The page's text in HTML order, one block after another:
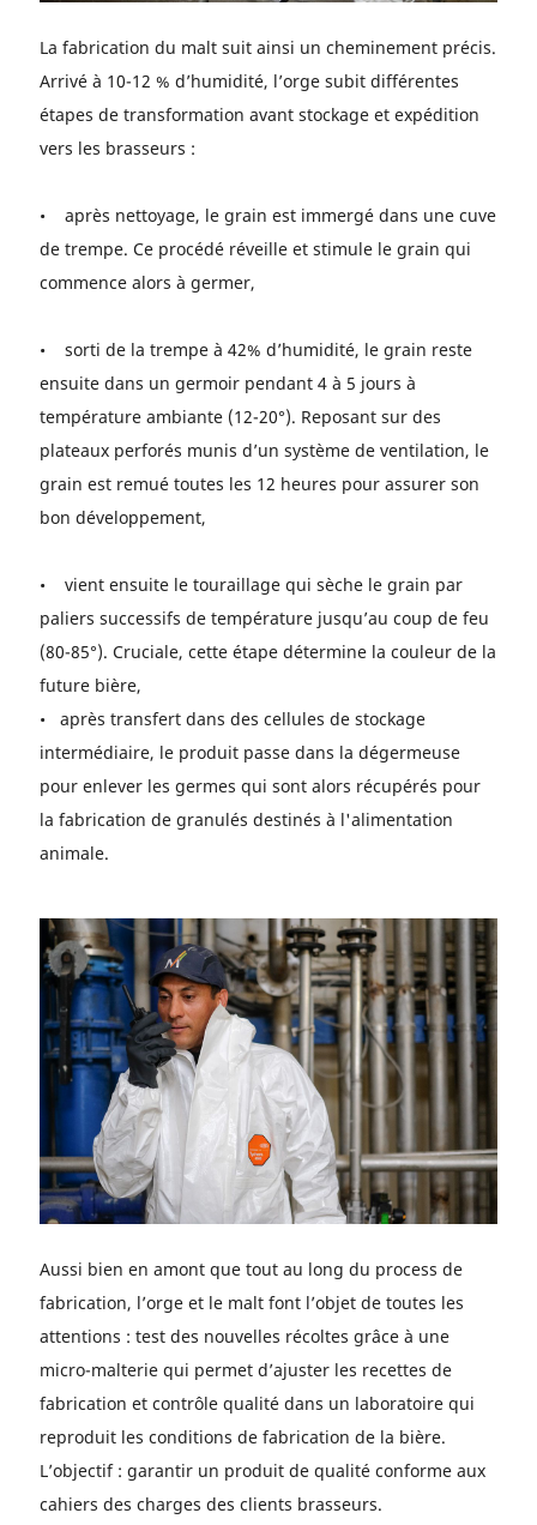
La fabrication du malt suit ainsi un cheminement précis.
Arrivé à 10-12 % d’humidité, l’orge subit différentes
étapes de transformation avant stockage et expédition
vers les brasseurs :
• après nettoyage, le grain est immergé dans une cuve
de trempe. Ce procédé réveille et stimule le grain qui
commence alors à germer,
• sorti de la trempe à 42% d’humidité, le grain reste
ensuite dans un germoir pendant 4 à 5 jours à
température ambiante (12-20°). Reposant sur des
plateaux perforés munis d’un système de ventilation, le
grain est remué toutes les 12 heures pour assurer son
bon développement,
• vient ensuite le touraillage qui sèche le grain par
paliers successifs de température jusqu’au coup de feu
(80-85°). Cruciale, cette étape détermine la couleur de la
future bière,
• après transfert dans des cellules de stockage
intermédiaire, le produit passe dans la dégermeuse
pour enlever les germes qui sont alors récupérés pour
la fabrication de granulés destinés à l'alimentation
animale.
Aussi bien en amont que tout au long du process de
fabrication, l’orge et le malt font l’objet de toutes les
attentions : test des nouvelles récoltes grâce à une
micro-malterie qui permet d’ajuster les recettes de
fabrication et contrôle qualité dans un laboratoire qui
reproduit les conditions de fabrication de la bière.
L’objectif : garantir un produit de qualité conforme aux
cahiers des charges des clients brasseurs.